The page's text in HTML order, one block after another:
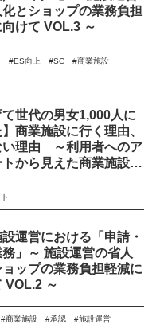
とショップの業務負担
けて VOL.3 ～
#ES向上 #SC
#商業施設
て世代の男女1,000人に
商業施設に行く理由、
い理由 ～利用者へのア
トから見えた商業施設に
運営における「申請・
」～ 施設運営の省人
ップの業務負担軽減に
VOL.2 ～
#商業施設 #承認 #施設運営